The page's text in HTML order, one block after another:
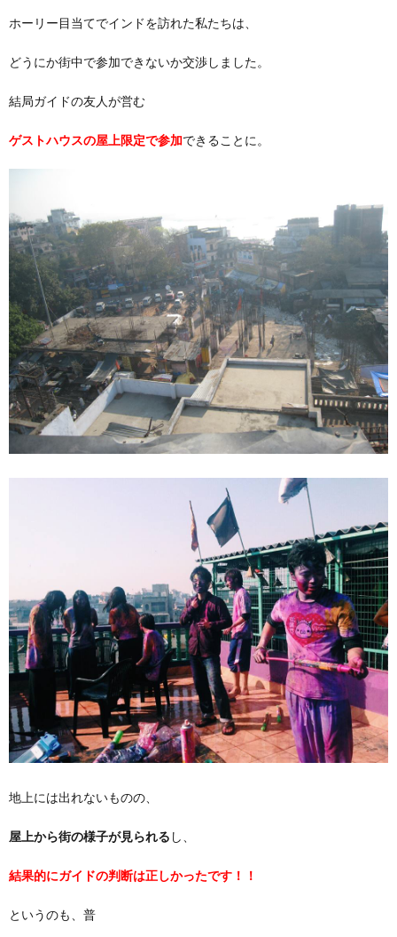
ホーリー目当てでインドを訪れた私たちは、
どうにか街中で参加できないか交渉しました。
結局ガイドの友人が営む
ゲストハウスの屋上限定で参加できることに。
地上には出れないものの、
屋上から街の様子が見られる し、
結果的にガイドの判断は正しかったです！！
というのも、普